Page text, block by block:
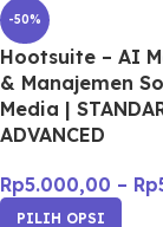
-50%
Hootsuite – AI
& Manajemen
Media |
ADVANCED
Rp5.000,00 – Rp
PILIH OPSI